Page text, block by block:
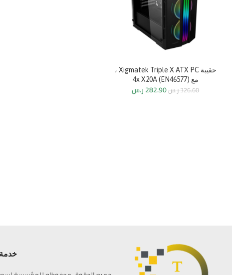
حقيبة Xigmatek Triple X ATX PC ،
مع 4x X20A (EN46577)
326.60ر.س282.90ر.س